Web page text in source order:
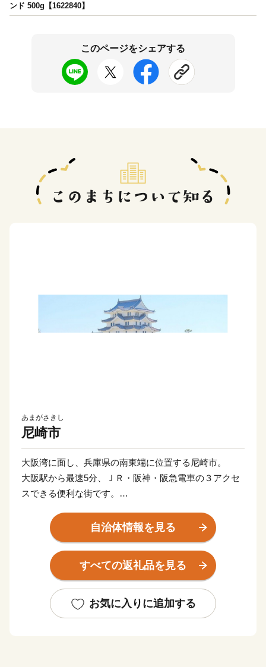
ンド 500g【1622840】
このページをシェアする
あまがさきし
尼崎市
大阪湾に面し、兵庫県の南東端に位置する尼崎市。
大阪駅から最速5分、ＪＲ・阪神・阪急電車の３アクセ
スできる便利な街です。
■寄附金の使いみち
尼崎市では、14通りの寄附金の使いみちを設けており、
全国でも珍しい、犬・猫の殺処分ゼロを目指すなどの動
物愛護に関する
自治体情報を見る
すべての返礼品を見る
お気に入りに追加する